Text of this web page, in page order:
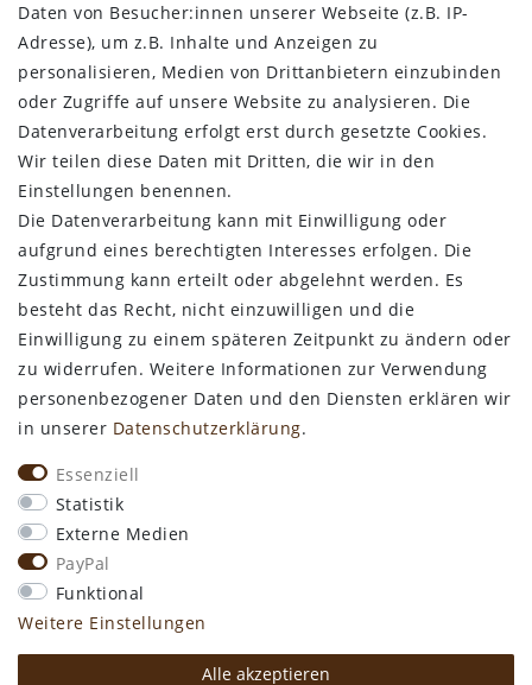
AGB
Datenschutz
Impressum
Widerrufsbelehrung
Bestellung widerrufen
ALLGEMEINES
Kontakt
Zahlungsarten
Versand & Lieferzeit
Newsletter-Anmeldung
Kostengünstige Ledermuster
kostenfreier Versand ab 50€ in Deutschland
kostengünstige Leder-Musterstücke
kostenlose Beratung* +49 (0) 75 74 / 93 28 19
große SoftArt® Lederauswahl
große Farbvielfalt für alle SoftArt® Leder
Daten von Besucher:innen unserer Webseite (z.B. IP-
Adresse), um z.B. Inhalte und Anzeigen zu
personalisieren, Medien von Drittanbietern einzubinden
oder Zugriffe auf unsere Website zu analysieren. Die
Datenverarbeitung erfolgt erst durch gesetzte Cookies.
Wir teilen diese Daten mit Dritten, die wir in den
Einstellungen benennen.
Die Datenverarbeitung kann mit Einwilligung oder
aufgrund eines berechtigten Interesses erfolgen. Die
Zustimmung kann erteilt oder abgelehnt werden. Es
besteht das Recht, nicht einzuwilligen und die
Einwilligung zu einem späteren Zeitpunkt zu ändern oder
zu widerrufen. Weitere Informationen zur Verwendung
personenbezogener Daten und den Diensten erklären wir
in unserer Daten­schutz­erklärung.
Essenziell
Statistik
Externe Medien
PayPal
Funktional
Weitere Einstellungen
Alle akzeptieren